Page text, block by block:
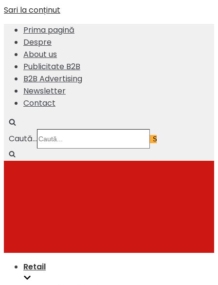
Sari la conținut
Prima pagină
Despre
About us
Publicitate B2B
B2B Advertising
Newsletter
Contact
Caută...
Retail